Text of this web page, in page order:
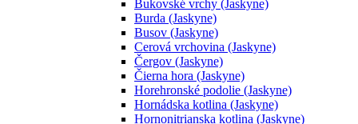
Bukovské vrchy (Jaskyne)
Burda (Jaskyne)
Busov (Jaskyne)
Cerová vrchovina (Jaskyne)
Čergov (Jaskyne)
Čierna hora (Jaskyne)
Horehronské podolie (Jaskyne)
Hornádska kotlina (Jaskyne)
Hornonitrianska kotlina (Jaskyne)